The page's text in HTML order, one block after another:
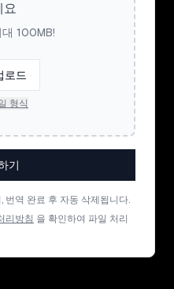
요
100MB!
로드
형식
기
번역 완료 후 자동 삭제됩니다.
리방침 을 확인하여 파일 처리